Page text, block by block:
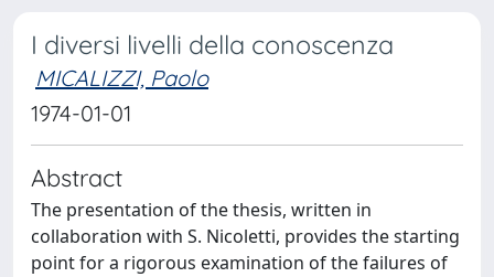
I diversi livelli della conoscenza
MICALIZZI, Paolo
1974-01-01
Abstract
The presentation of the thesis, written in
collaboration with S. Nicoletti, provides the starting
point for a rigorous examination of the failures of